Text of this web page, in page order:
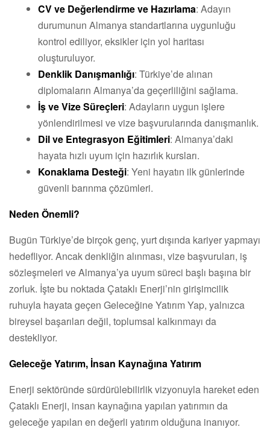
CV ve Değerlendirme ve Hazırlama: Adayın
durumunun Almanya standartlarına uygunluğu
kontrol ediliyor, eksikler için yol haritası
oluşturuluyor.
Denklik Danışmanlığı: Türkiye’de alınan
diplomaların Almanya’da geçerliliğini sağlama.
İş ve Vize Süreçleri: Adayların uygun işlere
yönlendirilmesi ve vize başvurularında danışmanlık.
Dil ve Entegrasyon Eğitimleri: Almanya’daki
hayata hızlı uyum için hazırlık kursları.
Konaklama Desteği: Yeni hayatın ilk günlerinde
güvenli barınma çözümleri.
Neden Önemli?
Bugün Türkiye’de birçok genç, yurt dışında kariyer yapmayı
hedefliyor. Ancak denkliğin alınması, vize başvuruları, iş
sözleşmeleri ve Almanya’ya uyum süreci başlı başına bir
zorluk. İşte bu noktada Çataklı Enerji’nin girişimcilik
ruhuyla hayata geçen Geleceğine Yatırım Yap, yalnızca
bireysel başarıları değil, toplumsal kalkınmayı da
destekliyor.
Geleceğe Yatırım, İnsan Kaynağına Yatırım
Enerji sektöründe sürdürülebilirlik vizyonuyla hareket eden
Çataklı Enerji, insan kaynağına yapılan yatırımın da
geleceğe yapılan en değerli yatırım olduğuna inanıyor.